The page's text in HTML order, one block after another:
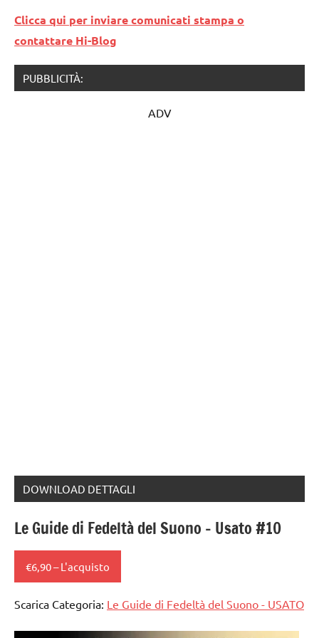
Clicca qui per inviare comunicati stampa o
contattare Hi-Blog
PUBBLICITÀ:
ADV
DOWNLOAD DETTAGLI
Le Guide di Fedeltà del Suono – Usato #10
€6,90 – L'acquisto
Scarica Categoria: Le Guide di Fedeltà del Suono - USATO